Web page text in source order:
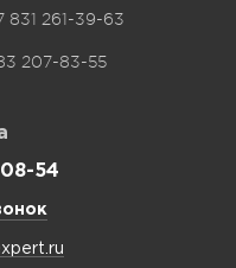
831 261-39-63
207-83-55
54